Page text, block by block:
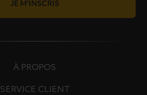
JE M'INSCRIS
À PROPOS
SERVICE CLIENT